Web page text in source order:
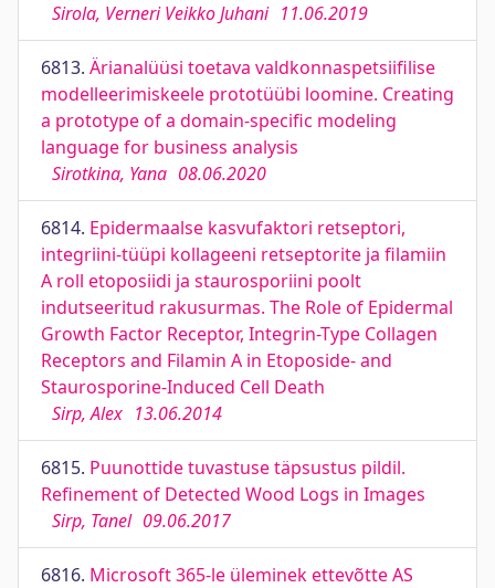
Sirola, Verneri Veikko Juhani 11.06.2019
6813. Ärianalüüsi toetava valdkonnaspetsiifilise
modelleerimiskeele prototüübi loomine. Creating
a prototype of a domain-specific modeling
language for business analysis
Sirotkina, Yana 08.06.2020
6814. Epidermaalse kasvufaktori retseptori,
integriini-tüüpi kollageeni retseptorite ja filamiin
A roll etoposiidi ja staurosporiini poolt
indutseeritud rakusurmas. The Role of Epidermal
Growth Factor Receptor, Integrin-Type Collagen
Receptors and Filamin A in Etoposide- and
Staurosporine-Induced Cell Death
Sirp, Alex 13.06.2014
6815. Puunottide tuvastuse täpsustus pildil.
Refinement of Detected Wood Logs in Images
Sirp, Tanel 09.06.2017
6816. Microsoft 365-le üleminek ettevõtte AS